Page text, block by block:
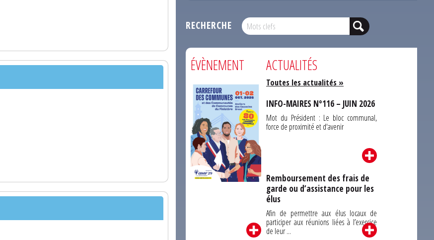
RECHERCHE
ÉVÈNEMENT ACTUALITÉS
Toutes les actualités »
INFO-MAIRES N°116 – JUIN 2026
Mot du Président : Le bloc communal,
force de proximité et d'avenir
Remboursement des frais de
garde ou d’assistance pour les
élus
Afin de permettre aux élus locaux de
participer aux réunions liées à l’exercice
de leur ...